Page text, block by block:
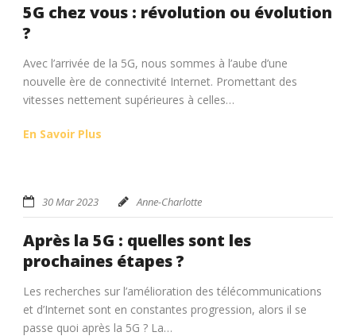
5G chez vous : révolution ou évolution
?
Avec l’arrivée de la 5G, nous sommes à l’aube d’une
nouvelle ère de connectivité Internet. Promettant des
vitesses nettement supérieures à celles…
En Savoir Plus
30 Mar 2023 Anne-Charlotte
Après la 5G : quelles sont les
prochaines étapes ?
Les recherches sur l’amélioration des télécommunications
et d’Internet sont en constantes progression, alors il se
passe quoi après la 5G ? La…